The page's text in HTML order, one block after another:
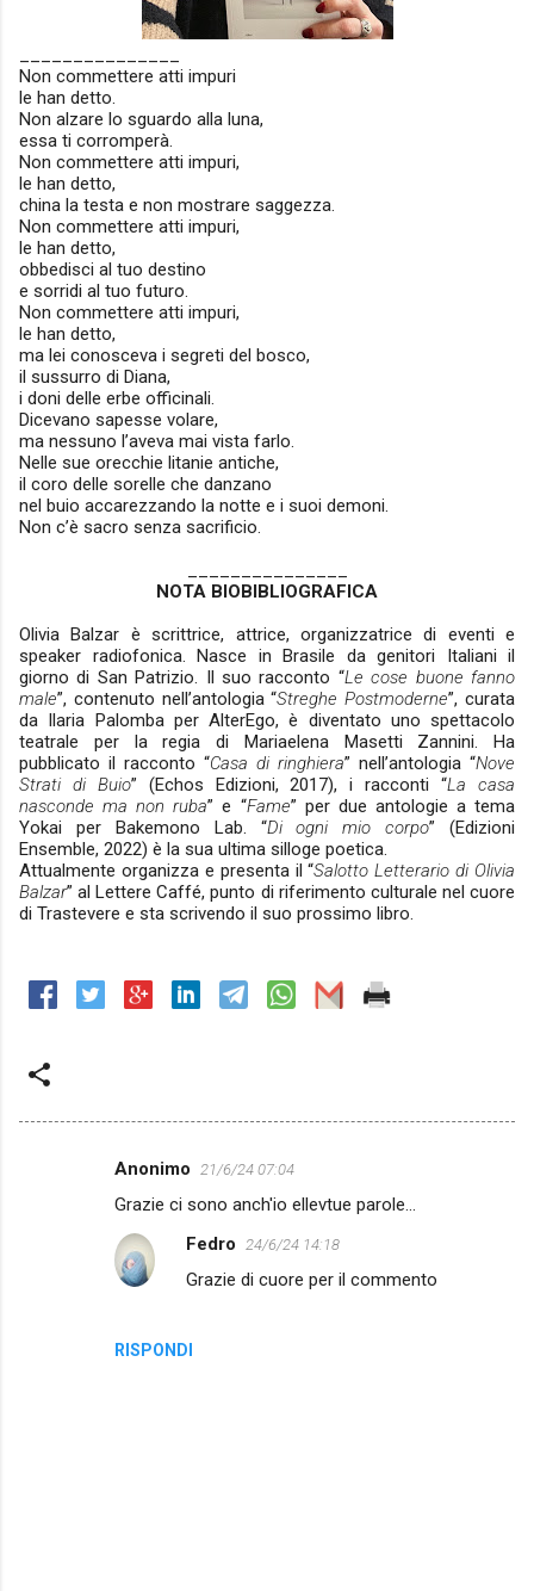
Non commettere atti impuri
le han detto.
Non alzare lo sguardo alla luna,
essa ti corromperà.
Non commettere atti impuri,
le han detto,
china la testa e non mostrare saggezza.
Non commettere atti impuri,
le han detto,
obbedisci al tuo destino
e sorridi al tuo futuro.
Non commettere atti impuri,
le han detto,
ma lei conosceva i segreti del bosco,
il sussurro di Diana,
i doni delle erbe officinali.
Dicevano sapesse volare,
ma nessuno l’aveva mai vista farlo.
Nelle sue orecchie litanie antiche,
il coro delle sorelle che danzano
nel buio accarezzando la notte e i suoi demoni.
Non c’è sacro senza sacrificio.
NOTA BIOBIBLIOGRAFICA
Olivia Balzar è scrittrice, attrice, organizzatrice di eventi e
speaker radiofonica. Nasce in Brasile da genitori Italiani il
giorno di San Patrizio. Il suo racconto “Le cose buone fanno
male”, contenuto nell’antologia “Streghe Postmoderne”, curata
da Ilaria Palomba per AlterEgo, è diventato uno spettacolo
teatrale per la regia di Mariaelena Masetti Zannini. Ha
pubblicato il racconto “Casa di ringhiera” nell’antologia “Nove
Strati di Buio” (Echos Edizioni, 2017), i racconti “La casa
nasconde ma non ruba” e “Fame” per due antologie a tema
Yokai per Bakemono Lab. “Di ogni mio corpo” (Edizioni
Ensemble, 2022) è la sua ultima silloge poetica.
Attualmente organizza e presenta il “Salotto Letterario di Olivia
Balzar” al Lettere Caffé, punto di riferimento culturale nel cuore
di Trastevere e sta scrivendo il suo prossimo libro.
Anonimo 21/6/24 07:04
Grazie ci sono anch'io ellevtue parole...
RISPONDI
Fedro 24/6/24 14:18
Grazie di cuore per il commento